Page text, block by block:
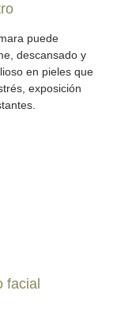
puede
descansado y
en pieles que
exposición
facial